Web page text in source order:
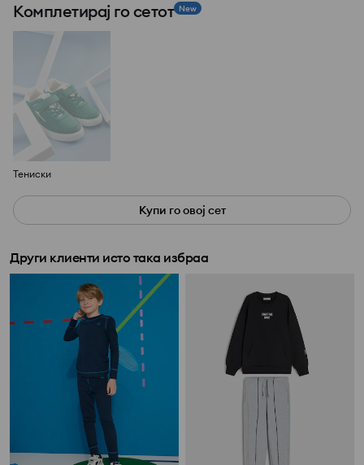
Комплетирај го сетот New
Тениски
Купи го овој сет
Други клиенти исто така избраа